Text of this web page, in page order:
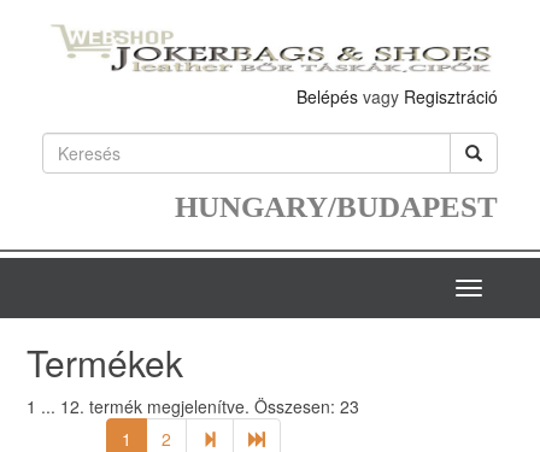
Belépés vagy Regisztráció
HUNGARY/BUDAPEST
Toggle
Termékek
1 ... 12.termék megjelenítve. Összesen:23
1
2